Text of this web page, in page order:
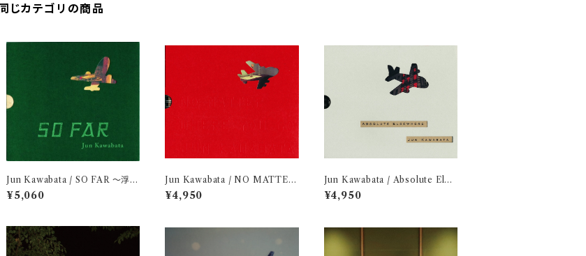
じカテゴリの商品
Jun Kawabata / SO FAR ～浮遊
のはじまり～ (CD付き)
¥5,060
Jun Kawabata / NO MATTER
WHERE YOU GO (CD付き)
¥4,950
Jun Kawabata / Absolute Else
where (CD付き)
¥4,950